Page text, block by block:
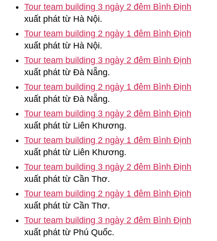
Tour team building 3 ngày 2 đêm Bình Định
xuất phát từ Hà Nội.
Tour team building 2 ngày 1 đêm Bình Định
xuất phát từ Hà Nội.
Tour team building 3 ngày 2 đêm Bình Định
xuất phát từ Đà Nẵng.
Tour team building 2 ngày 1 đêm Bình Định
xuất phát từ Đà Nẵng.
Tour team building 3 ngày 2 đêm Bình Định
xuất phát từ Liên Khương.
Tour team building 2 ngày 1 đêm Bình Định
xuất phát từ Liên Khương.
Tour team building 3 ngày 2 đêm Bình Định
xuất phát từ Cần Thơ.
Tour team building 2 ngày 1 đêm Bình Định
xuất phát từ Cần Thơ.
Tour team building 3 ngày 2 đêm Bình Định
xuất phát từ Phú Quốc.